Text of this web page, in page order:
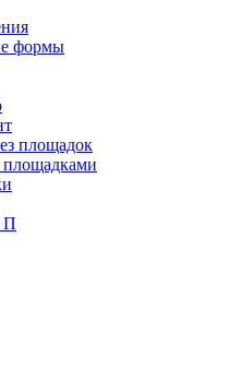
формы
площадок
П